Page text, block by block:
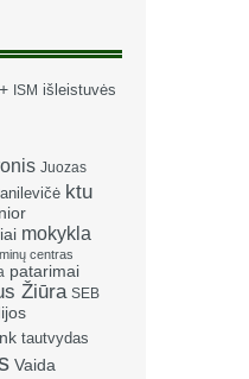
ISM išleistuvės
Juozas
ktu
mokykla
centras
patarimai
Žiūra SEB
tautvydas
Vaida